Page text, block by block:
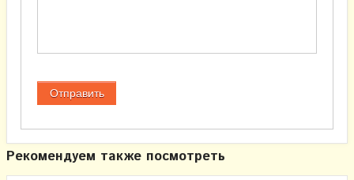
Рекомендуем также посмотреть